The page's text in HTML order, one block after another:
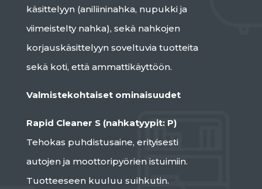
käsittelyyn (aniliininahka, nupukki ja
viimeistelty nahka), sekä nahkojen
korjauskäsittelyyn soveltuvia tuotteita
sekä koti, että ammattikäyttöön.
Valmistekohtaiset ominaisuudet
Rapid Cleaner S (nahkatyypit: P)
Tehokas puhdistusaine, erityisesti
autojen ja moottoripyörien istuimiin.
Tuotteeseen kuuluu suihkutin.